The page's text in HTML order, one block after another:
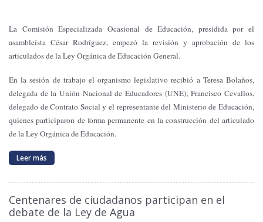
La Comisión Especializada Ocasional de Educación, presidida por el
asambleísta César Rodríguez, empezó la revisión y aprobación de los
articulados de la Ley Orgánica de Educación General.
En la sesión de trabajo el organismo legislativo recibió a Teresa Bolaños,
delegada de la Unión Nacional de Educadores (UNE); Francisco Cevallos,
delegado de Contrato Social y el representante del Ministerio de Educación,
quienes participaron de forma permanente en la construcción del articulado
de la Ley Orgánica de Educación.
Leer más
Centenares de ciudadanos participan en el
debate de la Ley de Agua